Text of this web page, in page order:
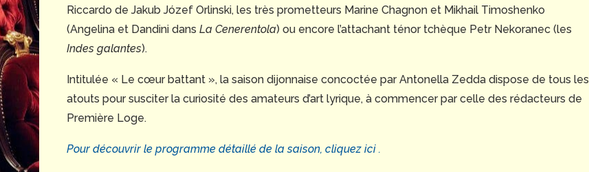
Riccardo de Jakub Józef Orlinski, les très prometteurs Marine Chagnon et Mikhail Timoshenko
(Angelina et Dandini dans La Cenerentola) ou encore l’attachant ténor tchèque Petr Nekoranec (les
Indes galantes).
Intitulée « Le cœur battant », la saison dijonnaise concoctée par Antonella Zedda dispose de tous les
atouts pour susciter la curiosité des amateurs d’art lyrique, à commencer par celle des rédacteurs de
Première Loge.
Pour découvrir le programme détaillé de la saison, cliquez ici .